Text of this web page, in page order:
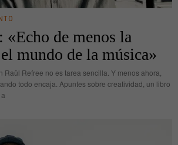
«Echo de menos la
mundo de la música»
Raül Refree no es tarea sencilla. Y menos ahora,
todo encaja. Apuntes sobre creatividad, un libro